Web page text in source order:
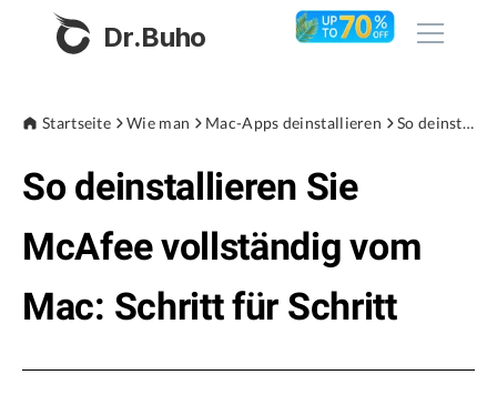
Dr.Buho
Produkte
BuhoCleaner
BuhoRepair
Store
Blog
Startseite Wie man Mac-Apps deinstallieren So deinstallieren Sie McAfee vollständig vom Mac: Schritt für Schritt
So deinstallieren Sie
McAfee vollständig vom
Mac: Schritt für Schritt